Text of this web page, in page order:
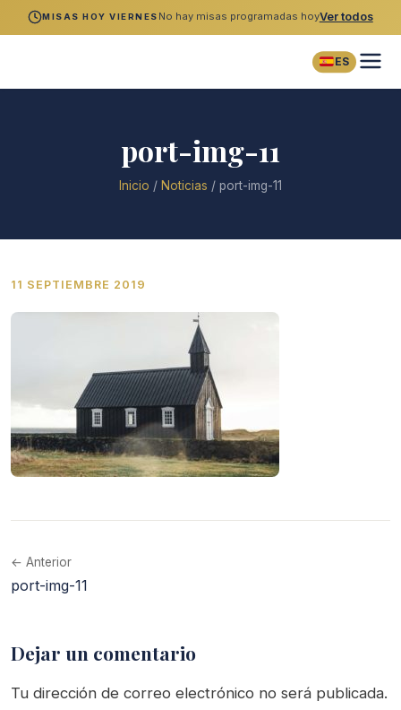
MISAS HOY VIERNES No hay misas programadas hoyVer todos
ES
port-img-11
Inicio / Noticias / port-img-11
11 SEPTIEMBRE 2019
← Anterior
port-img-11
Dejar un comentario
Tu dirección de correo electrónico no será publicada.